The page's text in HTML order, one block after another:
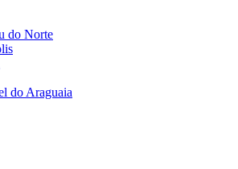
do Norte
do Araguaia